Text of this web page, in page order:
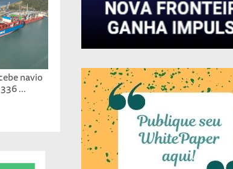
navio
...